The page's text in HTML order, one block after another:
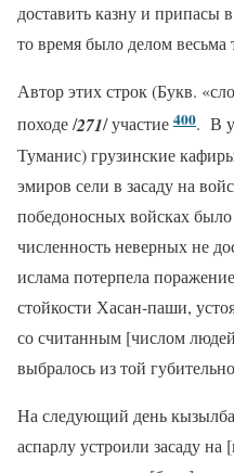
доставить казну и припасы
то время было делом весьма
Автор этих строк (Букв.
походе /271/ участие 400. В
Туманис) грузинские
эмиров сели в засаду на
победоносных войсках
численность неверных не
ислама потерпела
стойкости Хасан-паши,
со считанным [числом
выбралось из той
На следующий день
аспарлу устроили засаду на